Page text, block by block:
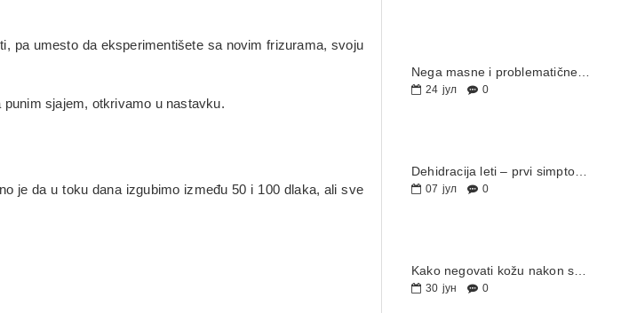
pa umesto da eksperimentišete sa novim frizurama, svoju
sjajem, otkrivamo u nastavku.
je da u toku dana izgubimo između 50 i 100 dlaka, ali sve
24 јул 0
07 јул 0
30 јун 0